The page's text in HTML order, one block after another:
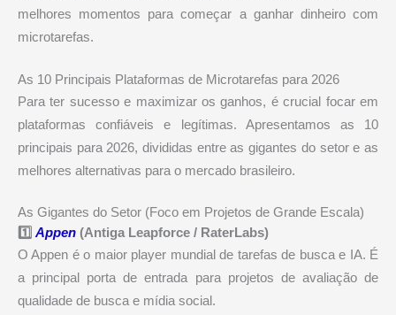
melhores momentos para começar a ganhar dinheiro com
microtarefas.
As 10 Principais Plataformas de Microtarefas para 2026
Para ter sucesso e maximizar os ganhos, é crucial focar em
plataformas confiáveis e legítimas. Apresentamos as 10
principais para 2026, divididas entre as gigantes do setor e as
melhores alternativas para o mercado brasileiro.
As Gigantes do Setor (Foco em Projetos de Grande Escala)
1️⃣ Appen (Antiga Leapforce / RaterLabs)
O Appen é o maior player mundial de tarefas de busca e IA. É
a principal porta de entrada para projetos de avaliação de
qualidade de busca e mídia social.